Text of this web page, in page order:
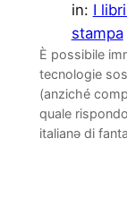
in: I
stampa
È possibile
tecnologie
(anziché
quale
italianə di